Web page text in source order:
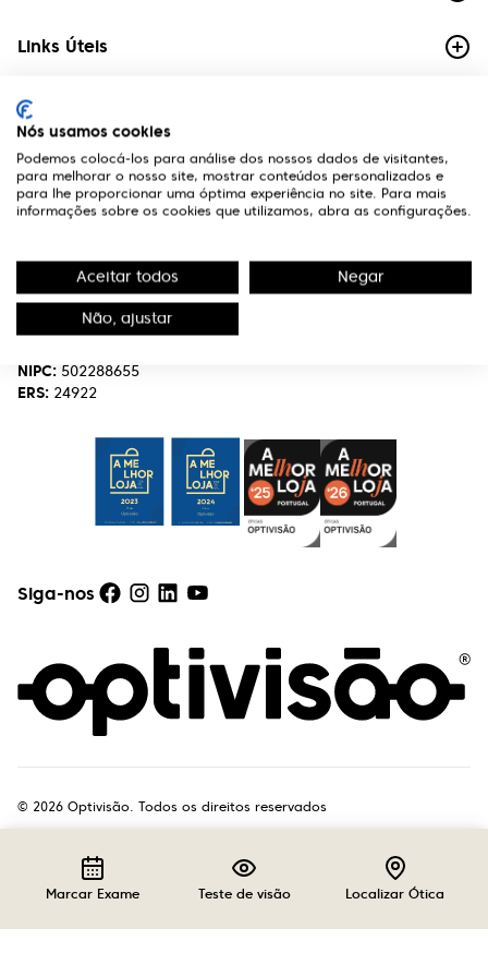
Links Úteis
Contactos
Edifício Premium
R. Miguel Serrano, nº 9 - 3º Miraflores,
1495-173 Algés
Chamada para a rede fixa nacional.
optivisao@optivisao.pt
NIPC: 502288655
ERS: 24922
Siga-nos
© 2026 Optivisão. Todos os direitos reservados
Marcar Exame Teste de visão Localizar Ótica
Nós usamos cookies
Podemos colocá-los para análise dos nossos dados de visitantes,
para melhorar o nosso site, mostrar conteúdos personalizados e
para lhe proporcionar uma óptima experiência no site. Para mais
informações sobre os cookies que utilizamos, abra as configurações.
Aceitar todos Negar
Não, ajustar